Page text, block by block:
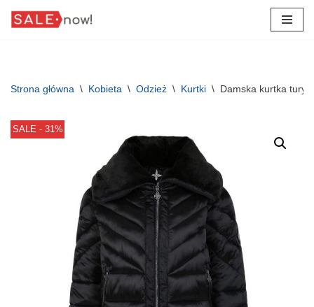
Strona główna \ Kobieta \ Odzież \ Kurtki \ Damska kurtka
SALE - 31%